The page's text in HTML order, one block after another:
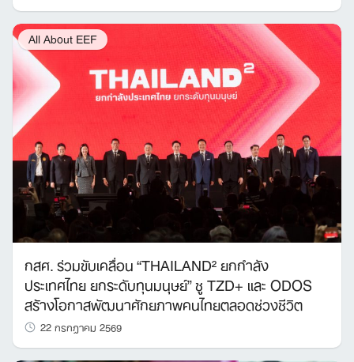
All About EEF
กสศ. ร่วมขับเคลื่อน “THAILAND² ยกกำลัง
ประเทศไทย ยกระดับทุนมนุษย์” ชู TZD+ และ ODOS
สร้างโอกาสพัฒนาศักยภาพคนไทยตลอดช่วงชีวิต
22 กรกฎาคม 2569